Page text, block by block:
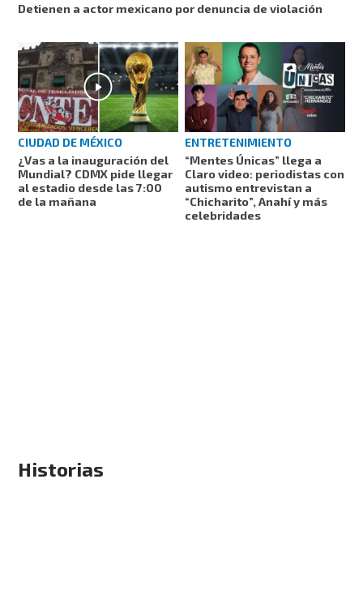
Detienen a actor mexicano por denuncia de violación
CIUDAD DE MÉXICO
¿Vas a la inauguración del
Mundial? CDMX pide llegar
al estadio desde las 7:00
de la mañana
ENTRETENIMIENTO
“Mentes Únicas” llega a
Claro video: periodistas con
autismo entrevistan a
“Chicharito”, Anahí y más
celebridades
Historias